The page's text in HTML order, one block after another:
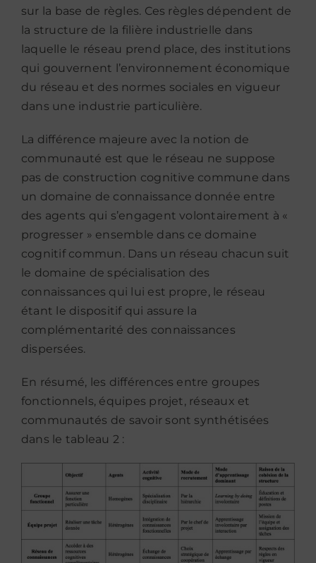
sur la base de règles. Ces règles dépendent de
la structure de la filière industrielle dans
laquelle le réseau prend place, des institutions
qui gouvernent l’environnement économique
du réseau et des normes sociales en vigueur
dans une industrie particulière.
La différence majeure avec la notion de
communauté est que le réseau ne suppose
pas de construction cognitive commune dans
un domaine de connaissance donnée entre
des agents qui s’engagent volontairement à «
progresser » ensemble dans ce domaine
cognitif commun. Dans un réseau chacun suit
le domaine de spécialisation des
connaissances qui lui est propre, le réseau
étant le dispositif qui assure la
complémentarité des connaissances
dispersées.
En résumé, les différences entre groupes
fonctionnels, équipes projet, réseaux et
communautés de savoir sont synthétisées
dans le tableau 2 :